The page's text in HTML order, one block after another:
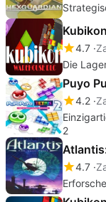
4.7
Die
Puyo
4.2
2
4.7